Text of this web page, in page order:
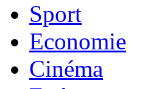
Sport
Economie
Cinéma